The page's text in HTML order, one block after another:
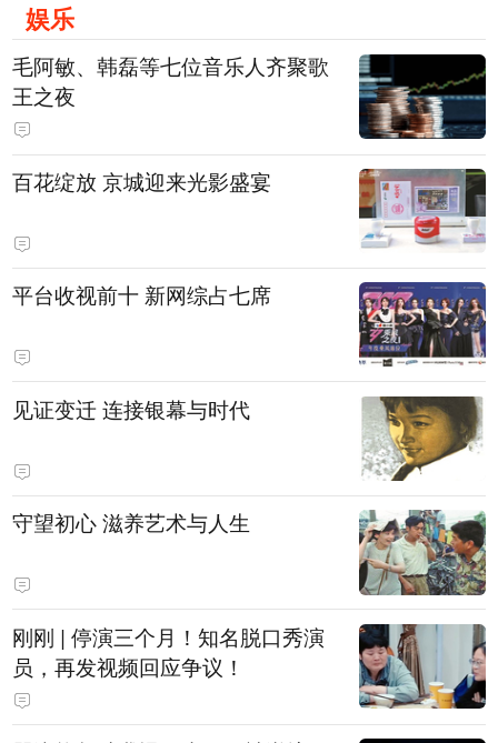
娱乐
毛阿敏、韩磊等七位音乐人齐聚歌
王之夜
百花绽放 京城迎来光影盛宴
平台收视前十 新网综占七席
见证变迁 连接银幕与时代
守望初心 滋养艺术与人生
刚刚 | 停演三个月！知名脱口秀演
员，再发视频回应争议！